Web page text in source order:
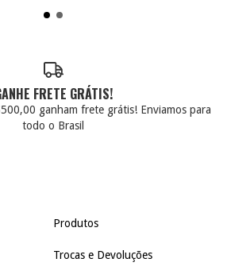
FRETE GRÁTIS!
ganham frete grátis! Enviamos para
todo o Brasil
Produtos
Trocas e Devoluções